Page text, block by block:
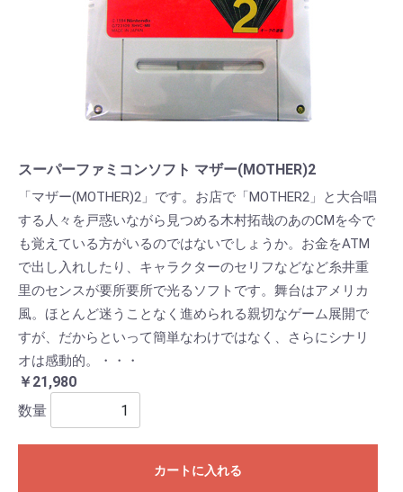
スーパーファミコンソフト マザー(MOTHER)2
「マザー(MOTHER)2」です。お店で「MOTHER2」と大合唱
する人々を戸惑いながら見つめる木村拓哉のあのCMを今で
も覚えている方がいるのではないでしょうか。お金をATM
で出し入れしたり、キャラクターのセリフなどなど糸井重
里のセンスが要所要所で光るソフトです。舞台はアメリカ
風。ほとんど迷うことなく進められる親切なゲーム展開で
すが、だからといって簡単なわけではなく、さらにシナリ
オは感動的。・・・
￥21,980
数量
カートに入れる